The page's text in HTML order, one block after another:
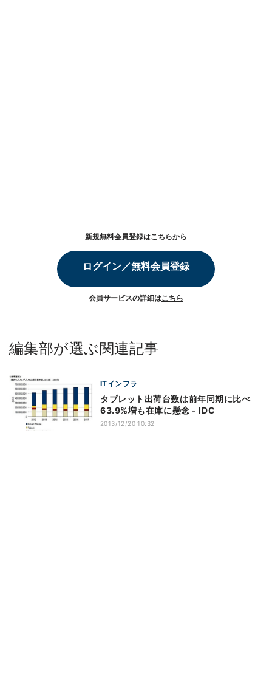
新規無料会員登録はこちらから
ログイン／無料会員登録
会員サービスの詳細はこちら
編集部が選ぶ関連記事
ITインフラ
タブレット出荷台数は前年同期に比べ
63.9%増も在庫に懸念 - IDC
2013/12/20 10:32